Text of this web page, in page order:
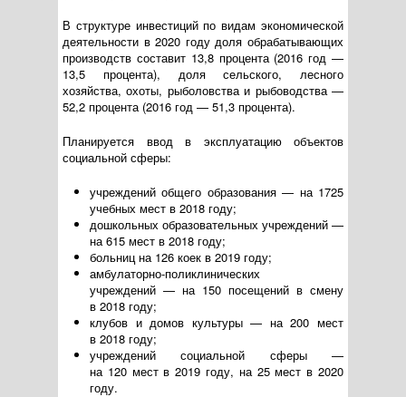
В структуре инвестиций по видам экономической
деятельности в 2020 году доля обрабатывающих
производств составит 13,8 процента (2016 год —
13,5 процента), доля сельского, лесного
хозяйства, охоты, рыболовства и рыбоводства —
52,2 процента (2016 год — 51,3 процента).
Планируется ввод в эксплуатацию объектов
социальной сферы:
учреждений общего образования — на 1725
учебных мест в 2018 году;
дошкольных образовательных учреждений —
на 615 мест в 2018 году;
больниц на 126 коек в 2019 году;
амбулаторно-поликлинических
учреждений — на 150 посещений в смену
в 2018 году;
клубов и домов культуры — на 200 мест
в 2018 году;
учреждений социальной сферы —
на 120 мест в 2019 году, на 25 мест в 2020
году.